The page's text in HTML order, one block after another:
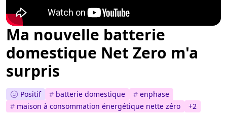
Ma nouvelle batterie
domestique Net Zero m'a
surpris
Positif # batterie domestique # enphase
# maison à consommation énergétique nette zéro +2